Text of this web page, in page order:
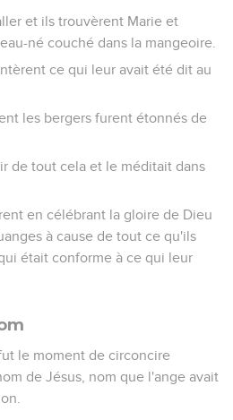
et ils trouvèrent Marie et
né couché dans la mangeoire.
ce qui leur avait été dit au
les bergers furent étonnés de
de tout cela et le méditait dans
en célébrant la gloire de Dieu
à cause de tout ce qu'ils
était conforme à ce qui leur
le moment de circoncire
de Jésus, nom que l'ange avait